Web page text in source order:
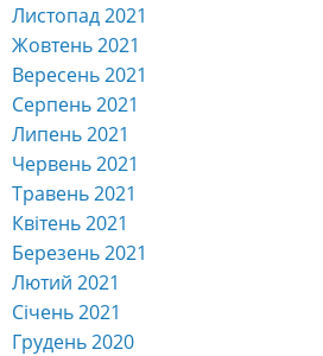
Листопад 2021
Жовтень 2021
Вересень 2021
Серпень 2021
Липень 2021
Червень 2021
Травень 2021
Квітень 2021
Березень 2021
Лютий 2021
Січень 2021
Грудень 2020